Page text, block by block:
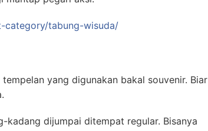
category/tabung-wisuda/
yang digunakan bakal souvenir. Biar
kadang dijumpai ditempat regular. Bisanya